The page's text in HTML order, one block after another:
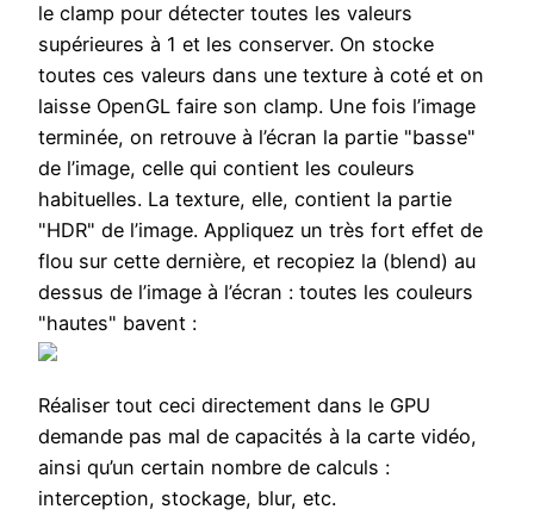
le clamp pour détecter toutes les valeurs
supérieures à 1 et les conserver. On stocke
toutes ces valeurs dans une texture à coté et on
laisse OpenGL faire son clamp. Une fois l’image
terminée, on retrouve à l’écran la partie "basse"
de l’image, celle qui contient les couleurs
habituelles. La texture, elle, contient la partie
"HDR" de l’image. Appliquez un très fort effet de
flou sur cette dernière, et recopiez la (blend) au
dessus de l’image à l’écran : toutes les couleurs
"hautes" bavent :
Réaliser tout ceci directement dans le GPU
demande pas mal de capacités à la carte vidéo,
ainsi qu’un certain nombre de calculs :
interception, stockage, blur, etc.